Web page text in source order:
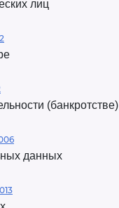
лиц
(банкротстве)
данных